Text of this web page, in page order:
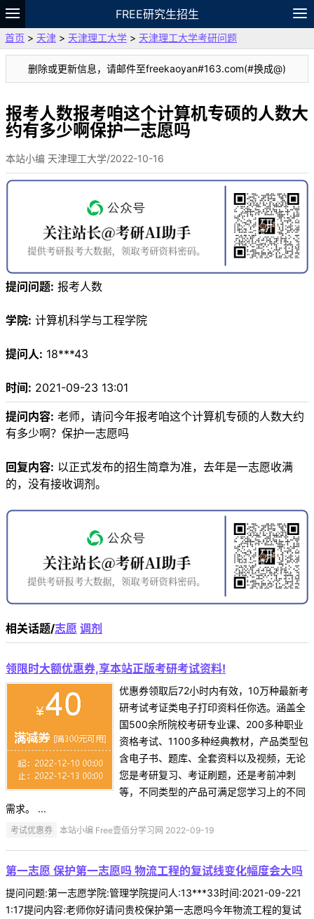
FREE研究生招生
题库
故事 专题 APP 笔记
论坛
VIP
资料
首页 > 天津 > 天津理工大学 > 天津理工大学考研问题
删除或更新信息，请邮件至freekaoyan#163.com(#换成@)
报考人数报考咱这个计算机专硕的人数大
约有多少啊保护一志愿吗
本站小编 天津理工大学/2022-10-16
提问问题: 报考人数
学院: 计算机科学与工程学院
提问人: 18***43
时间: 2021-09-23 13:01
提问内容: 老师，请问今年报考咱这个计算机专硕的人数大约
有多少啊？保护一志愿吗
回复内容: 以正式发布的招生简章为准，去年是一志愿收满
的，没有接收调剂。
相关话题/志愿 调剂
领限时大额优惠券,享本站正版考研考试资料!
优惠券领取后72小时内有效，10万种最新考
研考试考证类电子打印资料任你选。涵盖全
国500余所院校考研专业课、200多种职业
资格考试、1100多种经典教材，产品类型包
含电子书、题库、全套资料以及视频，无论
您是考研复习、考证刷题，还是考前冲刺
等，不同类型的产品可满足您学习上的不同
需求。 ...
考试优惠券 本站小编 Free壹佰分学习网 2022-09-19
第一志愿 保护第一志愿吗 物流工程的复试线变化幅度会大吗
提问问题:第一志愿学院:管理学院提问人:13***33时间:2021-09-221
1:17提问内容:老师你好请问贵校保护第一志愿吗今年物流工程的复试